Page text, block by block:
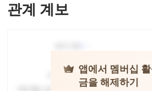
관계 계보
앱에서 멤버십
금을 해제하기
AUS